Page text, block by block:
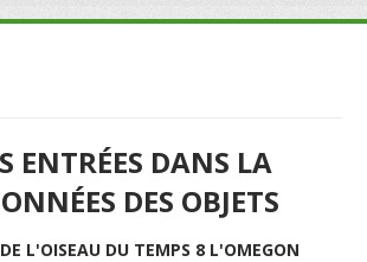
ENTRÉES DANS LA
DES OBJETS
L'OISEAU DU TEMPS 8 L'OMEGON